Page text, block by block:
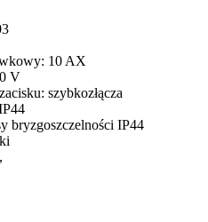
10 AX
V
szybkozłącza
bryzgoszczelności IP44